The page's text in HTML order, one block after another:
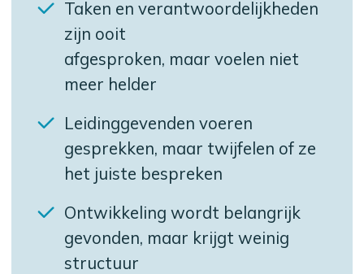
Taken en verantwoordelijkheden
zijn ooit
afgesproken, maar voelen niet
meer helder
Leidinggevenden voeren
gesprekken, maar twijfelen of ze
het juiste bespreken
Ontwikkeling wordt belangrijk
gevonden, maar krijgt weinig
structuur